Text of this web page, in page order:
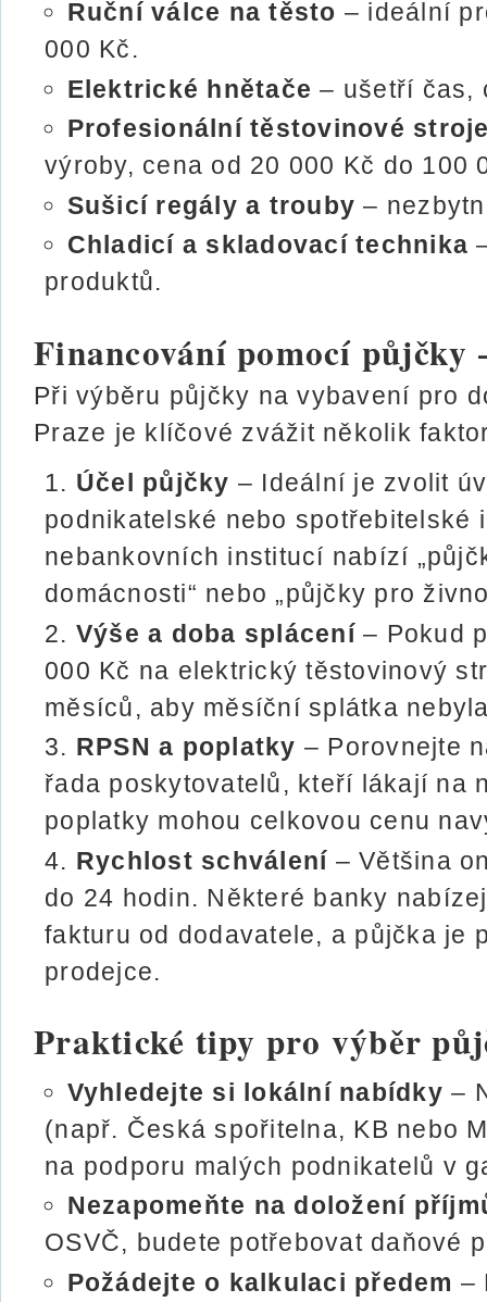
Ruční válce na těsto – ideální
000 Kč.
Elektrické hnětače – ušetří čas,
Profesionální těstovinové
výroby, cena od 20 000 Kč do 100
Sušicí regály a trouby –
Chladicí a skladovací technika
produktů.
Financování pomocí půjčky
Při výběru půjčky na vybavení pro
Praze je klíčové zvážit několik
Účel půjčky – Ideální je zvolit
podnikatelské nebo spotřebitelské
nebankovních institucí nabízí
domácnosti“ nebo „půjčky pro
Výše a doba splácení– Pokud
000 Kč na elektrický těstovinový
měsíců, aby měsíční splátka
RPSN a poplatky – Porovnejte
řada poskytovatelů, kteří lákají na
poplatky mohou celkovou cenu
Rychlost schválení – Většina
do 24 hodin. Některé banky
fakturu od dodavatele, a půjčka je
prodejce.
Praktické tipy pro výběr
Vyhledejte si lokální nabídky –
(např. Česká spořitelna, KB nebo
na podporu malých podnikatelů v
Nezapomeňte na doložení
OSVČ, budete potřebovat daňové
Požádejte o kalkulaci předem –